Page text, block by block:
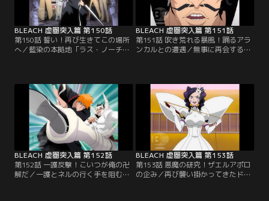
た…。【提供：バンダイチャンネ
発見する一同…。【提供：バンダイ
チャンネル】
BLEACH 虚圏突入篇 第150話
第150話 誓い！再び生きてこの場所
へ／藍染の本拠地「ラス・ノーチェ
を考えてその場に三人を置いていく
ことにしたのだが、ネルは一護を追
って宮殿に入ってきてしまうのだっ
た。泣きわめきながら一護の後を追
ってくるネル。最初は無視していた
一護がついに根負けし…。【提供：
バンダイチャンネル】
BLEACH 虚圏突入篇 第151話
第151話 吹き荒れる暴風！踊るアラ
ンカルとの遭遇／無事に再会するこ
すぐに続く廊下を進む一護は、後ろ
から迫る足音を感じて振り返る。
と、それは泣きながら一護を追って
きたネルだった。仕方なくネルと合
流することにした一護は、その時何
者かの霊圧を感じる…。【提供：バ
ンダイチャンネル】
BLEACH 虚圏突入篇 第152話
第152話 一護反撃！こいつが俺の卍
解だ／一護とネルの行く手を阻む
BLEACH 虚圏突入篇 第153話
第153話 悪魔の研究！ザエルアポロ
の企み／再び襲い掛かってきたドル